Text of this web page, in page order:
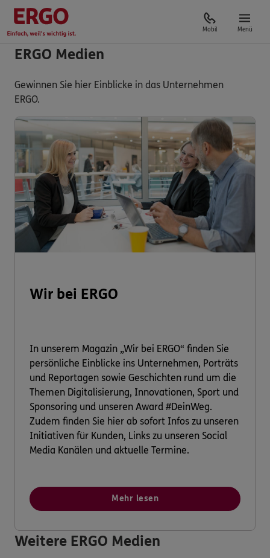
Mobil Menü
ERGO Medien
Gewinnen Sie hier Einblicke in das Unternehmen
ERGO.
Wir bei ERGO
In unserem Magazin „Wir bei ERGO“ finden Sie
persönliche Einblicke ins Unternehmen, Porträts
und Reportagen sowie Geschichten rund um die
Themen Digitalisierung, Innovationen, Sport und
Sponsoring und unseren Award #DeinWeg.
Zudem finden Sie hier ab sofort Infos zu unseren
Initiativen für Kunden, Links zu unseren Social
Media Kanälen und aktuelle Termine.
Mehr lesen
Weitere ERGO Medien